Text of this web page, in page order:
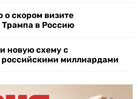
о скором визите
в Россию
новую схему с
миллиардами